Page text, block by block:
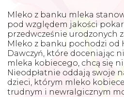
Mleko z banku mleka
pod względem jakości
przedwcześnie urodzonych
Mleko z banku pochodzi od
Dawczyń, które doceniając
mleka kobiecego, chcą się
Nieodpłatnie oddają swoje
dzieci, którym mleko
trudnym i newralgicznym